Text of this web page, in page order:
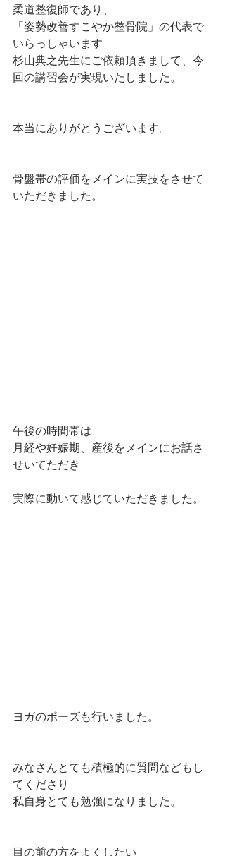
柔道整復師であり、
「姿勢改善すこやか整骨院」の代表で
いらっしゃいます
杉山典之先生にご依頼頂きまして、今
回の講習会が実現いたしました。
本当にありがとうございます。
骨盤帯の評価をメインに実技をさせて
いただきました。
午後の時間帯は
月経や妊娠期、産後をメインにお話さ
せいてただき
実際に動いて感じていただきました。
ヨガのポーズも行いました。
みなさんとても積極的に質問などもし
てくださり
私自身とても勉強になりました。
目の前の方をよくしたい